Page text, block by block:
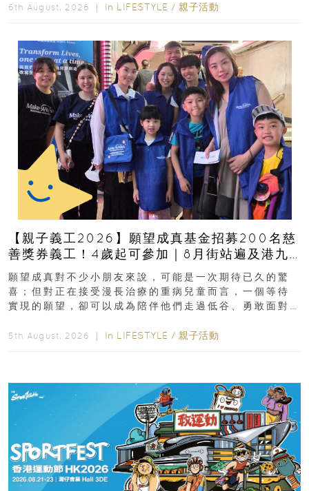
6th August, 2026 ｜ In LIFESTYLE / 親子活動
【親子義工2026】願望成真基金招募200名慈
善獎券義工！4歲起可參加｜8月街站遍及港九
新界
願望成真對不少小朋友來說，可能是一次期待已久的驚
喜；但對正在接受漫長治療的重病兒童而言，一個等待
實現的願望，卻可以成為陪伴他們走過低谷、勇敢面對
5th August, 2026 ｜ In LIFESTYLE / 親子活動